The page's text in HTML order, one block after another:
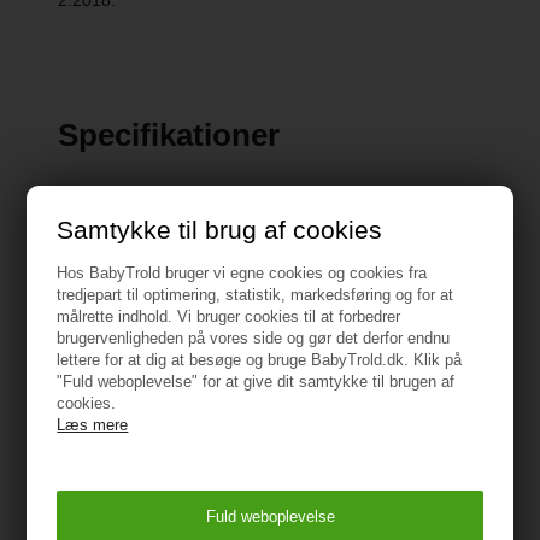
Samtykke til brug af cookies
Hos BabyTrold bruger vi egne cookies og cookies fra
tredjepart til optimering, statistik, markedsføring og for at
målrette indhold. Vi bruger cookies til at forbedrer
brugervenligheden på vores side og gør det derfor endnu
lettere for at dig at besøge og bruge BabyTrold.dk. Klik på
"Fuld weboplevelse" for at give dit samtykke til brugen af
cookies.
Læs mere
Specifikationer
klapvognssæde og autostol
Farve: Night
Anbefalet alder: 0-3 år+
Max vægt: 22 kg
Vendbart klapvognssæde (fremadvendt og
Ryglæn med fuld liggestilling
Vis alle specifikationer